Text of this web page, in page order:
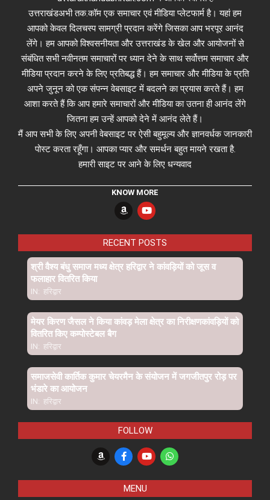
उत्तराखंडअभी तक.कॉम एक समाचार एवं मीडिया प्लेटफार्म है। यहां हम
आपको केवल दिलचस्प सामग्री प्रदान करेंगे जिसका आप भरपूर आनंद
लेंगे। हम आपको विश्वसनीयता और उत्तराखंड के खेल और आयोजनों से
संबंधित सभी नवीनतम समाचारों पर ध्यान देने के साथ सर्वोत्तम समाचार और
मीडिया प्रदान करने के लिए प्रतिबद्ध हैं। हम समाचार और मीडिया के प्रति
अपने जुनून को एक संपन्न वेबसाइट में बदलने का प्रयास करते हैं। हम
आशा करते हैं कि आप हमारे समाचारों और मीडिया का उतना ही आनंद लेंगे
जितना हम उन्हें आपको देने में आनंद लेते हैं।
मैं आप सभी के लिए अपनी वेबसाइट पर ऐसी बहुमूल्य और ज्ञानवर्धक जानकारी
पोस्ट करता रहूँगा। आपका प्यार और समर्थन बहुत मायने रखता है.
हमारी साइट पर आने के लिए धन्यवाद
KNOW MORE
RECENT POSTS
श्री वैश्य बंधु समाज मध्य क्षेत्र हरिद्वार ने कांवड़ियों को जूस व
फलाहार वितरित किया
IN: हरिद्वार
मेयर किरण जैसल ने किया कांवड़ मेला क्षेत्र का निरीक्षणकांवड़ियों को
वितरित किए कम्पोस्टेबल बैग
IN: हरिद्वार
समाजसेवी कार्तिक कुमार चेयरमैन के संयोजन में जगजीतपुर रोड़ पर
भंडारे का आयोजन
IN: हरिद्वार
FOLLOW
MENU